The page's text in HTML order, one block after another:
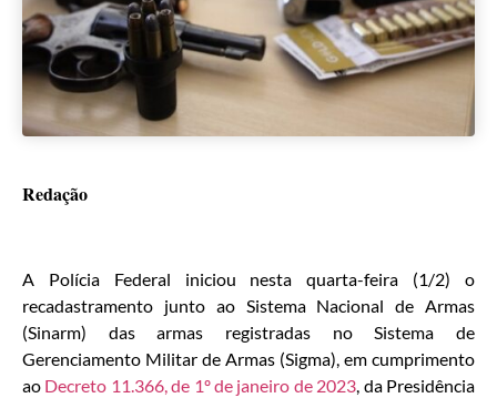
Redação
A Polícia Federal iniciou nesta quarta-feira (1/2) o
recadastramento junto ao Sistema Nacional de Armas
(Sinarm) das armas registradas no Sistema de
Gerenciamento Militar de Armas (Sigma), em cumprimento
ao Decreto 11.366, de 1º de janeiro de 2023 , da Presidência